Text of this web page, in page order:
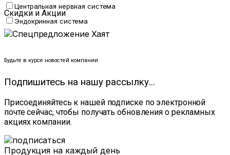
Центральная нервная система
Эндокринная система
Скидки и Акции
Будьте в курсе новостей компании
Подпишитесь на нашу рассылку...
Присоединяйтесь к нашей подписке по электронной
почте сейчас, чтобы получать обновления о рекламных
акциях компании.
Продукция на каждый день